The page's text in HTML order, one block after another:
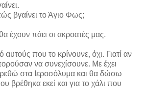
βγαίνει το Άγιο Φως;
έχουν πάει οι ακροατές μας.
αυτούς που το κρίνουνε, όχι. Γιατί αν
να συνεχίσουνε. Με έχει
στα Ιεροσόλυμα και θα δώσω
βρέθηκα εκεί και για το χάλι που